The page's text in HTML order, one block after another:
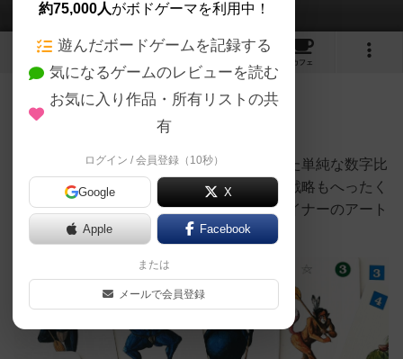
1 1
カフェ
44名 0名 0 6ヶ月前
ファンタジー世界のホッケーをテーマにした単純な数字比
べのカードゲーム。とんでも魔法の効果で戦略もへったく
れもない。とにかくアンドレアス・シュタイナーのアート
ワークに尽きる。
約75,000人がボドゲーマを利用中！
遊んだボードゲームを記録する
気になるゲームのレビューを読む
お気に入り作品・所有リストの共
有
ログイン / 会員登録（10秒）
Google X
Apple Facebook
または
メールで会員登録